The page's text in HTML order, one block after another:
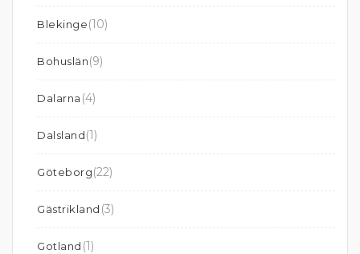
Blekinge(10)
Bohuslän(9)
Dalarna (4)
Dalsland(1)
Göteborg(22)
Gästrikland (3)
Gotland (1)